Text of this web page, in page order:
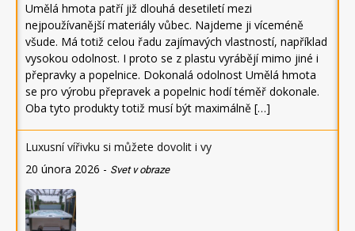
Umělá hmota patří již dlouhá desetiletí mezi
nejpoužívanější materiály vůbec. Najdeme ji víceméně
všude. Má totiž celou řadu zajímavých vlastností, například
vysokou odolnost. I proto se z plastu vyrábějí mimo jiné i
přepravky a popelnice. Dokonalá odolnost Umělá hmota
se pro výrobu přepravek a popelnic hodí téměř dokonale.
Oba tyto produkty totiž musí být maximálně […]
Luxusní vířivku si můžete dovolit i vy
20 února 2026 - Svet v obraze